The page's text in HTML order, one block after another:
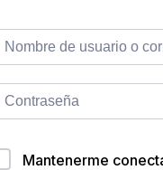
Mantenerme